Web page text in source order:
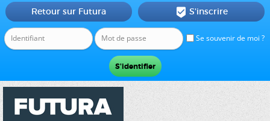
Se souvenir de moi ?
Retour sur Futura  S'inscrire